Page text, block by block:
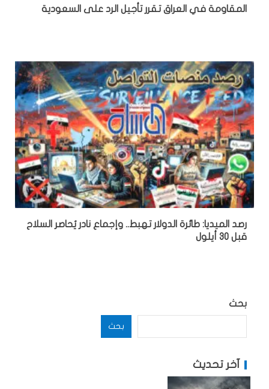
المقاومة في العراق تقرر تأجيل الرد على السعودية
رصد الميديا: طائرة الدولار تهبط.. وإجماع نادر يُحاصر السلاح
قبل 30 أيلول
بحث
بحث
آخر تحديث